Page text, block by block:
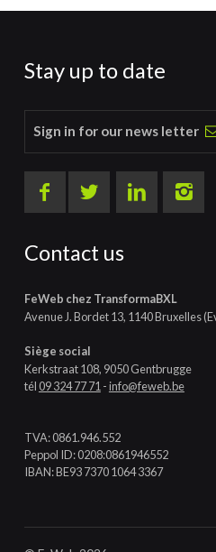
Stay up to date
Sign in for our news letter
Contact us
FeWeb chez TransformaBXL
Avenue J. Bordet 13, 1140 Bruxelles
Siège social
Kerkstraat 108, 9050 Gentbrugge
tél09 324 77 71 -info@feweb.be
TVA: 0861.946.552
Peppol ID: 0208:0861946552
IBAN: BE93 7370 1064 3367